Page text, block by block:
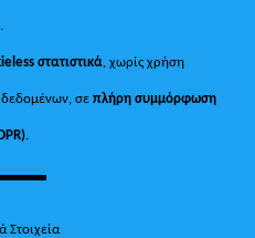
στατιστικά, χωρίς χρήση
σεπλήρη συμμόρφωση
.
Στοιχεία